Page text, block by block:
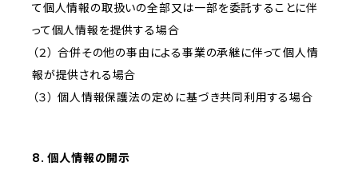
て個人情報の取扱いの全部又は一部を委託することに伴
って個人情報を提供する場合
（２） 合併その他の事由による事業の承継に伴って個人情
報が提供される場合
（３） 個人情報保護法の定めに基づき共同利用する場合
8. 個人情報の開示